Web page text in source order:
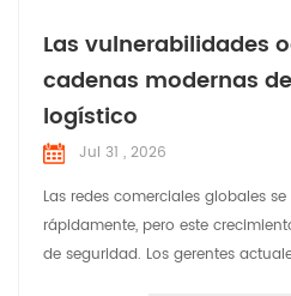
Las vulnerabilidades
cadenas modernas
logístico
Jul 31 , 2026
Las redes comerciales globales
rápidamente, pero este
de seguridad. Los gerentes